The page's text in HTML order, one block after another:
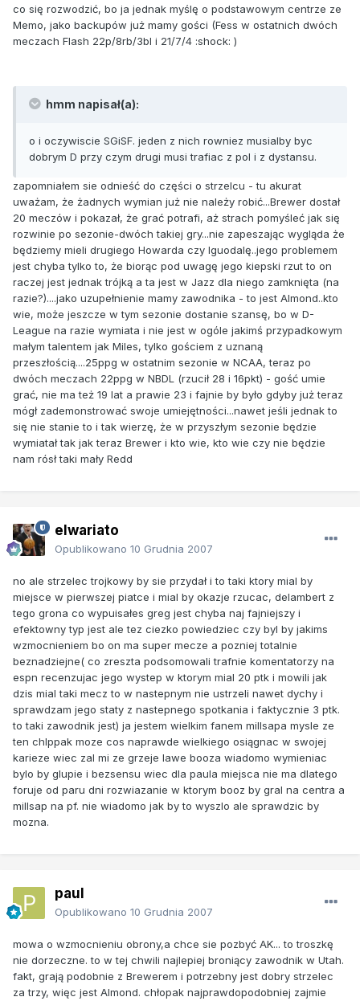
co się rozwodzić, bo ja jednak myślę o podstawowym centrze ze
Memo, jako backupów już mamy gości (Fess w ostatnich dwóch
meczach Flash 22p/8rb/3bl i 21/7/4 :shock: )
hmm napisał(a):
o i oczywiscie SGiSF. jeden z nich rowniez musialby byc
dobrym D przy czym drugi musi trafiac z pol i z dystansu.
zapomniałem sie odnieść do części o strzelcu - tu akurat
uważam, że żadnych wymian już nie należy robić...Brewer dostał
20 meczów i pokazał, że grać potrafi, aż strach pomyśleć jak się
rozwinie po sezonie-dwóch takiej gry...nie zapeszając wygląda że
będziemy mieli drugiego Howarda czy Iguodalę..jego problemem
jest chyba tylko to, że biorąc pod uwagę jego kiepski rzut to on
raczej jest jednak trójką a ta jest w Jazz dla niego zamknięta (na
razie?)....jako uzupełnienie mamy zawodnika - to jest Almond..kto
wie, może jeszcze w tym sezonie dostanie szansę, bo w D-
League na razie wymiata i nie jest w ogóle jakimś przypadkowym
małym talentem jak Miles, tylko gościem z uznaną
przeszłością....25ppg w ostatnim sezonie w NCAA, teraz po
dwóch meczach 22ppg w NBDL (rzucił 28 i 16pkt) - gość umie
grać, nie ma też 19 lat a prawie 23 i fajnie by było gdyby już teraz
mógł zademonstrować swoje umiejętności...nawet jeśli jednak to
się nie stanie to i tak wierzę, że w przyszłym sezonie będzie
wymiatał tak jak teraz Brewer i kto wie, kto wie czy nie będzie
nam rósł taki mały Redd
elwariato
Opublikowano 10 Grudnia 2007
no ale strzelec trojkowy by sie przydał i to taki ktory mial by
miejsce w pierwszej piatce i mial by okazje rzucac, delambert z
tego grona co wypuisałes greg jest chyba naj fajniejszy i
efektowny typ jest ale tez ciezko powiedziec czy byl by jakims
wzmocnieniem bo on ma super mecze a pozniej totalnie
beznadziejne( co zreszta podsomowali trafnie komentatorzy na
espn recenzujac jego wystep w ktorym mial 20 ptk i mowili jak
dzis mial taki mecz to w nastepnym nie ustrzeli nawet dychy i
sprawdzam jego staty z nastepnego spotkania i faktycznie 3 ptk.
to taki zawodnik jest) ja jestem wielkim fanem millsapa mysle ze
ten chlppak moze cos naprawde wielkiego osiągnac w swojej
karieze wiec zal mi ze grzeje lawe booza wiadomo wymieniac
bylo by glupie i bezsensu wiec dla paula miejsca nie ma dlatego
foruje od paru dni rozwiazanie w ktorym booz by gral na centra a
millsap na pf. nie wiadomo jak by to wyszlo ale sprawdzic by
mozna.
paul
Opublikowano 10 Grudnia 2007
mowa o wzmocnieniu obrony,a chce sie pozbyć AK... to troszkę
nie dorzeczne. to w tej chwili najlepiej broniący zawodnik w Utah.
fakt, grają podobnie z Brewerem i potrzebny jest dobry strzelec
za trzy, więc jest Almond. chłopak najprawdopodobniej zajmie